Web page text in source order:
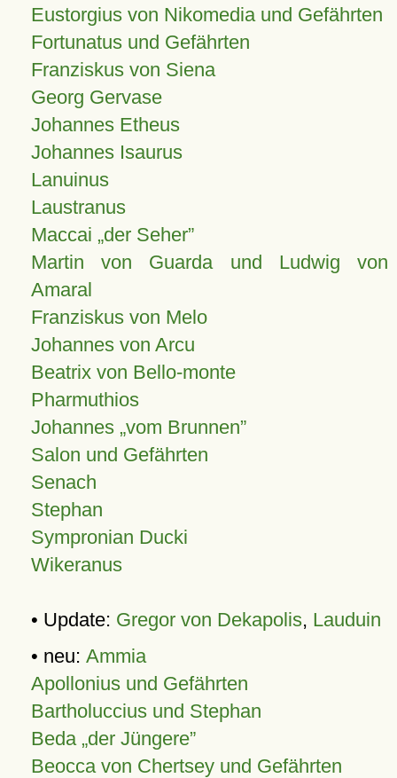
Eustorgius von Nikomedia und Gefährten
Fortunatus und Gefährten
Franziskus von Siena
Georg Gervase
Johannes Etheus
Johannes Isaurus
Lanuinus
Laustranus
Maccai „der Seher”
Martin von Guarda und Ludwig von
Amaral
Franziskus von Melo
Johannes von Arcu
Beatrix von Bello-monte
Pharmuthios
Johannes vom Brunnen
Salon und Gefährten
Senach
Stephan
Sympronian Ducki
Wikeranus
• Update: Gregor von Dekapolis, Lauduin
• neu: Ammia
Apollonius und Gefährten
Bartholuccius und Stephan
Beda „der Jüngere”
Beocca von Chertsey und Gefährten